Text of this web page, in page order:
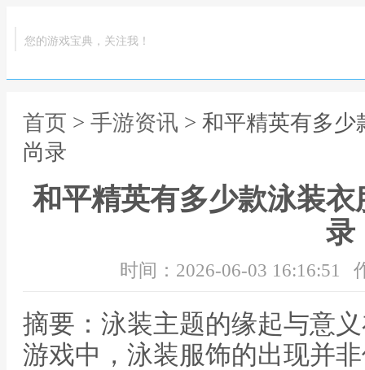
您的游戏宝典，关注我！
首页 > 手游资讯 > 和平精英有多
尚录
和平精英有多少款泳装
录
时间：2026-06-03 16:16:51
摘要：泳装主题的缘起与意
游戏中，泳装服饰的出现并